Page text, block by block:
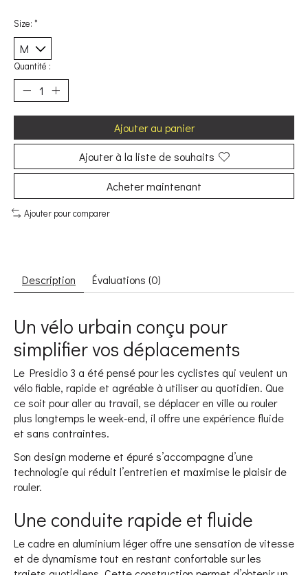
Size: *
Quantité :
Ajouter au panier
Ajouter à la liste de souhaits
Acheter maintenant
Ajouter pour comparer
Description Évaluations (0)
Un vélo urbain conçu pour
simplifier vos déplacements
Le Presidio 3 a été pensé pour les cyclistes qui veulent un
vélo fiable, rapide et agréable à utiliser au quotidien. Que
ce soit pour aller au travail, se déplacer en ville ou rouler
plus longtemps le week-end, il offre une expérience fluide
et sans contraintes.
Son design moderne et épuré s’accompagne d’une
technologie qui réduit l’entretien et maximise le plaisir de
rouler.
Une conduite rapide et fluide
Le cadre en aluminium léger offre une sensation de vitesse
et de dynamisme tout en restant confortable sur les